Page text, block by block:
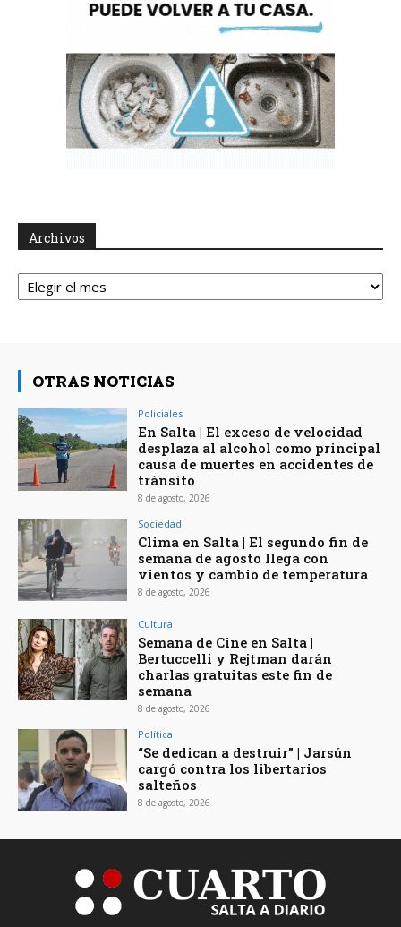
Archivos
Archivos
OTRAS NOTICIAS
Policiales
En Salta | El exceso de velocidad
desplaza al alcohol como principal
causa de muertes en accidentes de
tránsito
8 de agosto, 2026
Sociedad
Clima en Salta | El segundo fin de
semana de agosto llega con
vientos y cambio de temperatura
8 de agosto, 2026
Cultura
Semana de Cine en Salta |
Bertuccelli y Rejtman darán
charlas gratuitas este fin de
semana
8 de agosto, 2026
Política
“Se dedican a destruir” | Jarsún
cargó contra los libertarios
salteños
8 de agosto, 2026